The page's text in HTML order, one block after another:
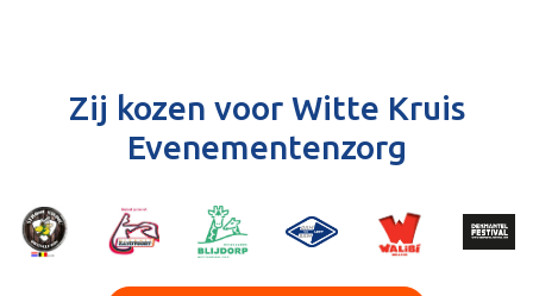
Zij kozen voor Witte Kruis
Evenementenzorg